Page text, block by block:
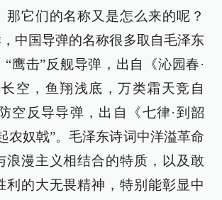
那它们的名称又是怎么来的呢？
中国导弹的名称很多取自毛泽东
鹰击”反舰导弹，出自《沁园春·
空，鱼翔浅底，万类霜天竞自
空反导导弹，出自《七律·到韶
农奴戟”。毛泽东诗词中洋溢革命
浪漫主义相结合的特质，以及敢
利的大无畏精神，特别能彰显中